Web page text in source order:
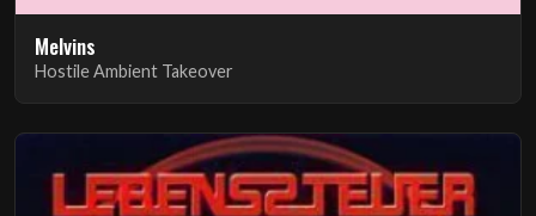
Melvins
Hostile Ambient Takeover